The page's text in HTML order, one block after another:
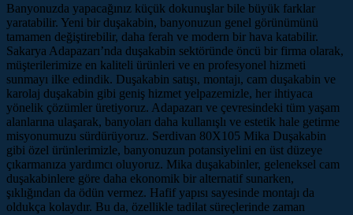
Banyonuzda yapacağınız küçük dokunuşlar bile büyük farklar
yaratabilir. Yeni bir duşakabin, banyonuzun genel görünümünü
tamamen değiştirebilir, daha ferah ve modern bir hava katabilir.
Sakarya Adapazarı’nda duşakabin sektöründe öncü bir firma olarak,
müşterilerimize en kaliteli ürünleri ve en profesyonel hizmeti
sunmayı ilke edindik. Duşakabin satışı, montajı, cam duşakabin ve
karolaj duşakabin gibi geniş hizmet yelpazemizle, her ihtiyaca
yönelik çözümler üretiyoruz. Adapazarı ve çevresindeki tüm yaşam
alanlarına ulaşarak, banyoları daha kullanışlı ve estetik hale getirme
misyonumuzu sürdürüyoruz. Serdivan 80X105 Mika Duşakabin
gibi özel ürünlerimizle, banyonuzun potansiyelini en üst düzeye
çıkarmanıza yardımcı oluyoruz. Mika duşakabinler, geleneksel cam
duşakabinlere göre daha ekonomik bir alternatif sunarken,
şıklığından da ödün vermez. Hafif yapısı sayesinde montajı da
oldukça kolaydır. Bu da, özellikle tadilat süreçlerinde zaman